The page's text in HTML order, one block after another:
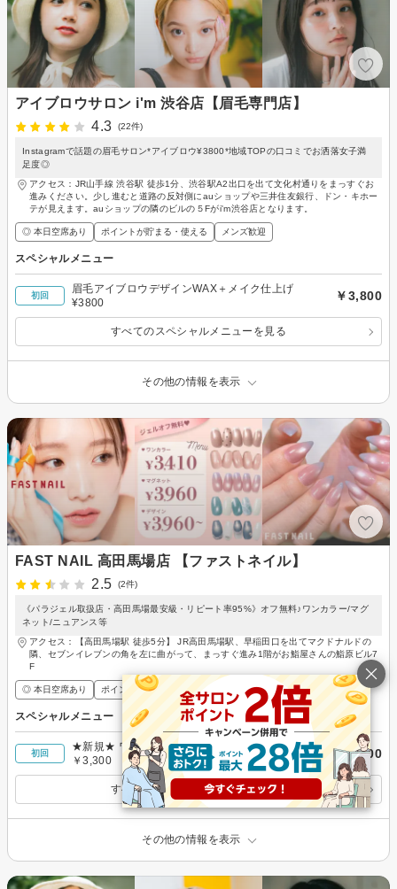
アイブロウサロン i'm 渋谷店【眉毛専門店】
4.3
(22件)
Instagramで話題の眉毛サロン*アイブロウ¥3800*地域TOPの口コミでお洒落女子満
足度◎
アクセス：JR山手線 渋谷駅 徒歩1分、渋谷駅A2出口を出て文化村通りをまっすぐお
進みください。少し進むと道路の反対側にauショップや三井住友銀行、ドン・キホー
テが見えます。auショップの隣のビルの５Fがi'm渋谷店となります。
◎ 本日空席あり ポイントが貯まる・使える メンズ歓迎
スペシャルメニュー
初回
眉毛アイブロウデザインWAX＋メイク仕上げ
¥3800
￥3,800
すべてのスペシャルメニューを見る
その他の情報を表示
FAST NAIL 高田馬場店 【ファストネイル】
2.5
(2件)
《パラジェル取扱店・高田馬場最安級・リピート率95%》オフ無料♪ワンカラー/マグ
ネット/ニュアンス等
アクセス：【高田馬場駅 徒歩5分】 JR高田馬場駅、早稲田口を出てマクドナルドの
隣、セブンイレブンの角を左に曲がって、まっすぐ進み1階がお鮨屋さんの鮨原ビル7
F
◎ 本日空席あり ポイントが貯まる・使える メンズ歓迎
スペシャルメニュー
初回
★新規★ ワンカラーorラメグラデーション
￥3,300 ［オフ無料／60分枠］
￥3,300
すべてのスペシャルメニューを見る
その他の情報を表示